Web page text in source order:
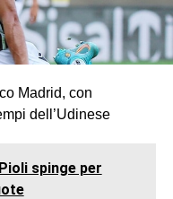
Madrid, con
dell’Udinese
spinge per